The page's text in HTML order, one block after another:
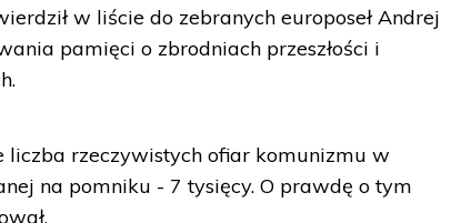
w liście do zebranych europoseł Andrej
pamięci o zbrodniach przeszłości i
liczba rzeczywistych ofiar komunizmu w
na pomniku - 7 tysięcy. O prawdę o tym